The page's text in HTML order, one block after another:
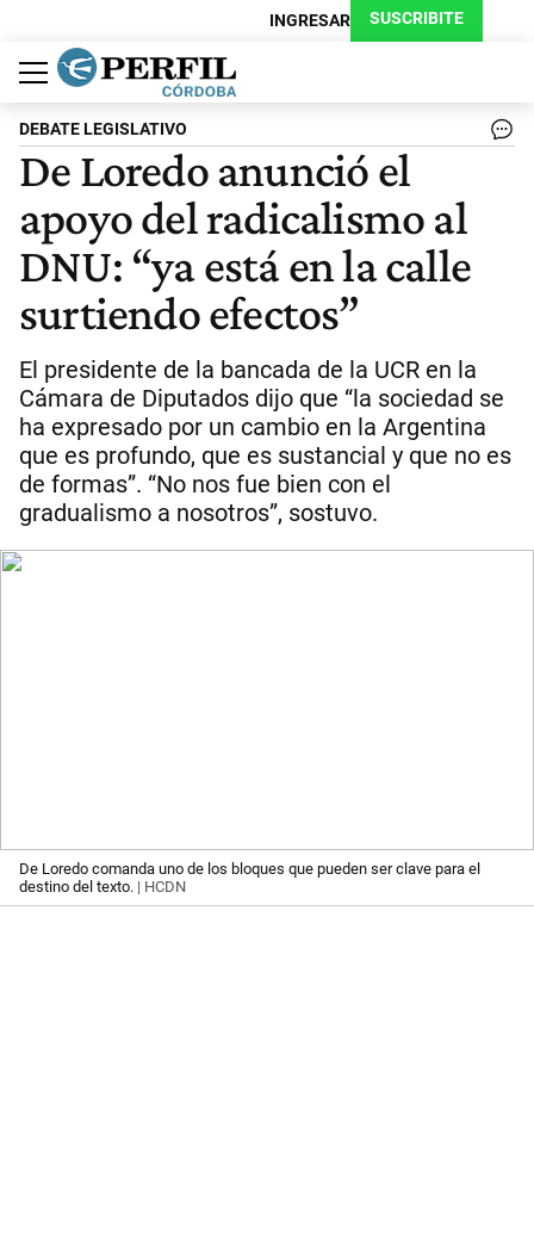
INGRESAR SUSCRIBITE
Política
Economía
Judiciales
Sociedad
Cultura
Espectáculos
Deportes
Protagonistas
DEBATE LEGISLATIVO
De Loredo anunció el
apoyo del radicalismo al
DNU: “ya está en la calle
surtiendo efectos”
El presidente de la bancada de la UCR en la
Cámara de Diputados dijo que “la sociedad se
ha expresado por un cambio en la Argentina
que es profundo, que es sustancial y que no es
de formas”. “No nos fue bien con el
gradualismo a nosotros”, sostuvo.
De Loredo comanda uno de los bloques que pueden ser clave para el
destino del texto. | HCDN